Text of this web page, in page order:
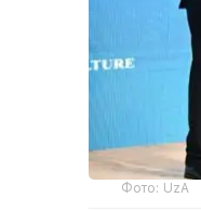
Фото: UzA